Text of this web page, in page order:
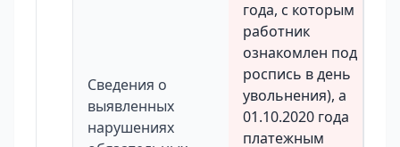
Сведения о
выявленных
нарушениях
года, с которым
работник
ознакомлен под
роспись в день
увольнения), а
01.10.2020 года
платежным